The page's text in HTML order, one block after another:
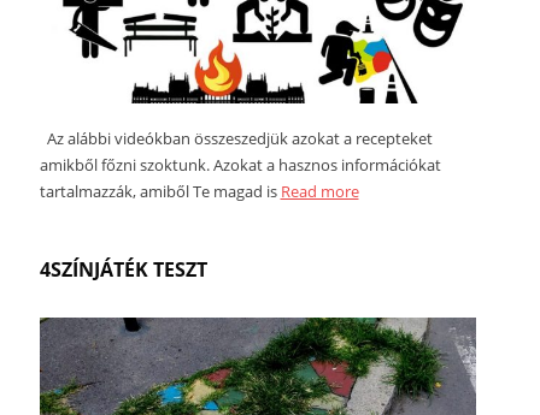
Az alábbi videókban összeszedjük azokat a recepteket
amikből főzni szoktunk. Azokat a hasznos információkat
tartalmazzák, amiből Te magad is Read more
4SZÍNJÁTÉK TESZT